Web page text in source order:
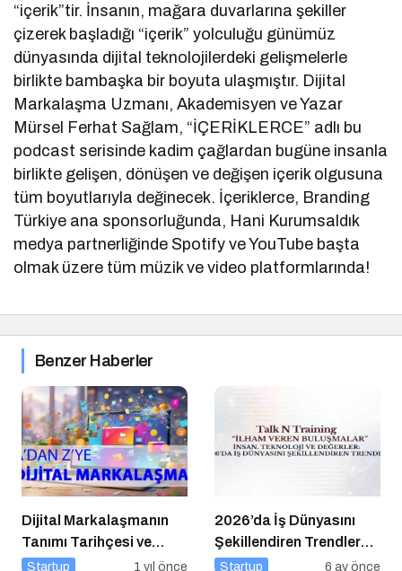
“içerik”tir. İnsanın, mağara duvarlarına şekiller
çizerek başladığı “içerik” yolculuğu günümüz
dünyasında dijital teknolojilerdeki gelişmelerle
birlikte bambaşka bir boyuta ulaşmıştır. Dijital
Markalaşma Uzmanı, Akademisyen ve Yazar
Mürsel Ferhat Sağlam, “İÇERİKLERCE” adlı bu
podcast serisinde kadim çağlardan bugüne insanla
birlikte gelişen, dönüşen ve değişen içerik olgusuna
tüm boyutlarıyla değinecek. İçeriklerce, Branding
Türkiye ana sponsorluğunda, Hani Kurumsaldık
medya partnerliğinde Spotify ve YouTube başta
olmak üzere tüm müzik ve video platformlarında!
Benzer Haberler
Dijital Markalaşmanın
Tanımı Tarihçesi ve
Önemi
Startup 1 yıl önce
2026’da İş Dünyasını
Şekillendiren Trendler
Talk N Training “İlham
Startup 6 ay önce